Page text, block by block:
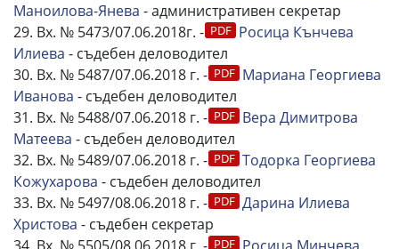
Маноилова-Янева - административен секретар
29. Вх. № 5473/07.06.2018г. -
Росица Кънчева
Илиева - съдебен деловодител
30. Вх. № 5487/07.06.2018 г. -
Мариана Георгиева
Иванова - съдебен деловодител
31. Вх. № 5488/07.06.2018 г. -
Вера Димитрова
Матеева - съдебен деловодител
32. Вх. № 5489/07.06.2018 г. -
Тодорка Георгиева
Кожухарова - съдебен деловодител
33. Вх. № 5497/08.06.2018 г. -
Дарина Илиева
Христова - съдебен секретар